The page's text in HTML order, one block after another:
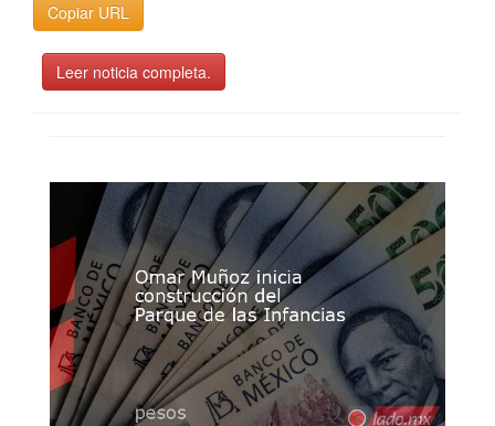
Copiar URL
Leer noticia completa.